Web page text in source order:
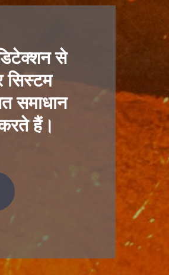
से
सिस्टम
समाधान
करते हैं।